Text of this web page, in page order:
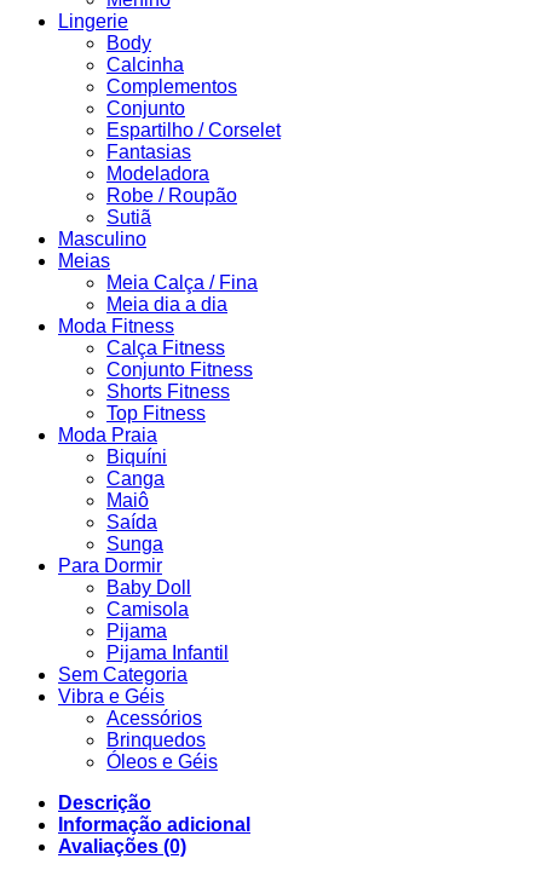
Lingerie
Body
Calcinha
Complementos
Conjunto
Espartilho / Corselet
Fantasias
Modeladora
Robe / Roupão
Sutiã
Masculino
Meias
Meia Calça / Fina
Meia dia a dia
Moda Fitness
Calça Fitness
Conjunto Fitness
Shorts Fitness
Top Fitness
Moda Praia
Biquíni
Canga
Maiô
Saída
Sunga
Para Dormir
Baby Doll
Camisola
Pijama
Pijama Infantil
Sem Categoria
Vibra e Géis
Acessórios
Brinquedos
Óleos e Géis
Descrição
Informação adicional
Avaliações (0)